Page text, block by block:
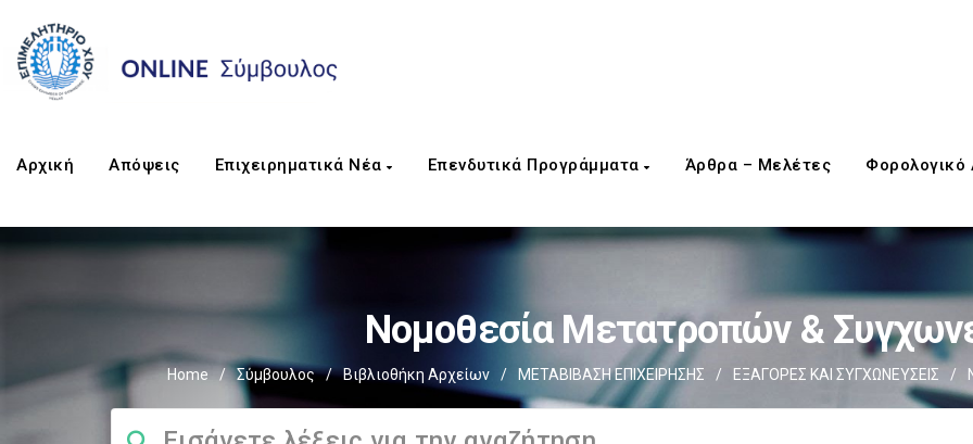
Αρχική Απόψεις Επιχειρηματικά Νέα Επενδυτικά Προγράμματα Άρθρα – Μελέτες Φορολογικό
Νομοθεσία Μετατροπών &
Home / Σύμβουλος / Βιβλιοθήκη Αρχείων / ΜΕΤΑΒΙΒΑΣΗ ΕΠΙΧΕIΡΗΣΗΣ / EΞΑΓΟΡΕΣ ΚΑΙ ΣΥΓΧΩΝΕΥΣΕΙΣ /